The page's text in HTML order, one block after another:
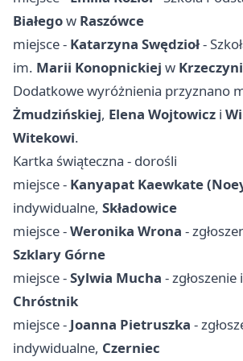
Białegow Raszówce
miejsce - Katarzyna Swędzioł-
im. Marii Konopnickiej w
Dodatkowe wyróżnienia przyznano
Żmudzińskiej, Elena Wojtowicz i
Witekowi.
Kartka świąteczna - dorośli
miejsce - Kanyapat Kaewkate
indywidualne, Składowice
miejsce -Weronika Wrona -
Szklary Górne
miejsce -Sylwia Mucha -
Chróstnik
miejsce - Joanna Pietruszka -
indywidualne, Czerniec